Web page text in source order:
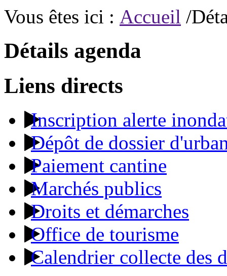
Vous êtes ici : Accueil /
Détails agenda
Liens directs
Inscription alerte
Dépôt de dossier
Paiement cantine
Marchés publics
Droits et démarches
Office de tourisme
Calendrier collecte des